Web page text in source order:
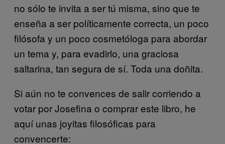
no sólo te invita a ser tú misma, sino que te
enseña a ser políticamente correcta, un poco
filósofa y un poco cosmetóloga para abordar
un tema y, para evadirlo, una graciosa
saltarina, tan segura de sí. Toda una doñita.
Si aún no te convences de salir corriendo a
votar por Josefina o comprar este libro, he
aquí unas joyitas filosóficas para
convencerte: